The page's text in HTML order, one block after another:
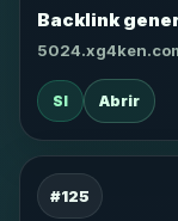
Backlink
SI Abrir
#125